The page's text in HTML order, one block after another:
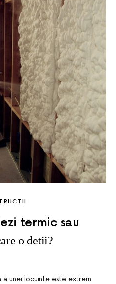
termic sau
o detii?
a unei locuinte este extrem